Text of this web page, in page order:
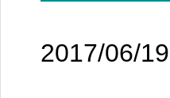
2017/06/